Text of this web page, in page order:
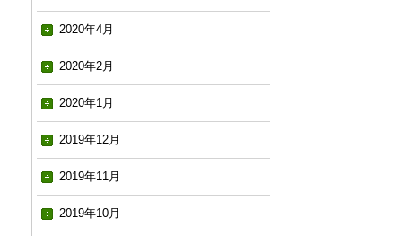
2020年4月
2020年2月
2020年1月
2019年12月
2019年11月
2019年10月